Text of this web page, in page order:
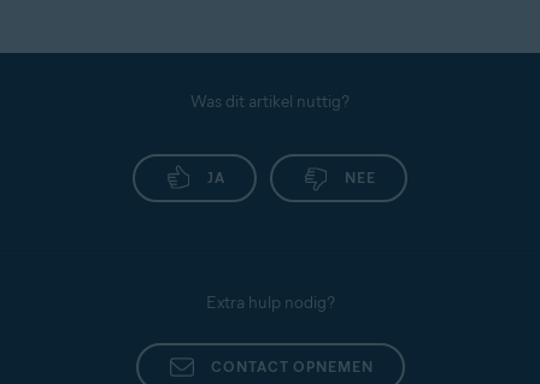
Was dit artikel nuttig?
JA NEE
Extra hulp nodig?
CONTACT OPNEMEN